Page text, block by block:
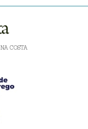
NA COSTA